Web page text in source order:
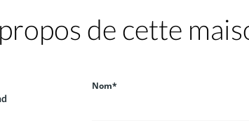
de cette
Nom*